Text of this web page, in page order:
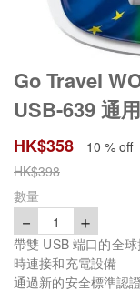
Go Travel
USB-639 通
HK$358 10 % off
HK$398
數量
－ 1 ＋
帶雙 USB 端口的全
時連接和充電設備
通過新的安全標準認